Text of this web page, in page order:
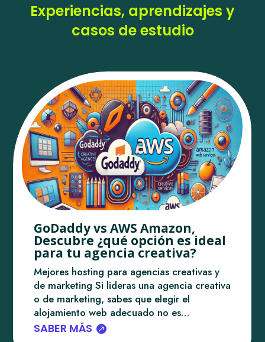
Experiencias, aprendizajes y
casos de estudio
GoDaddy vs AWS Amazon,
Descubre ¿qué opción es ideal
para tu agencia creativa?
Mejores hosting para agencias creativas y
de marketing Si lideras una agencia creativa
o de marketing, sabes que elegir el
alojamiento web adecuado no es…
SABER MÁS